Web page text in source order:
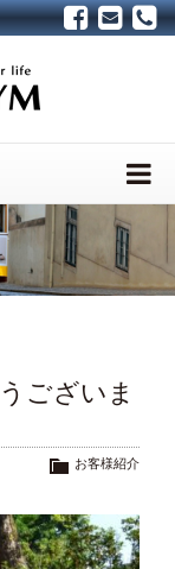
ございま
お客様紹介